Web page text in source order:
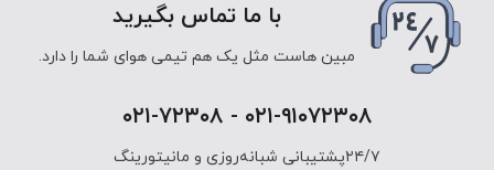
با ما تماس بگیرید
مبین هاست مثل یک هم تیمی هوای شما را دارد.
۰۲۱-۹۱۰۷۲۳۰۸ - ۰۲۱-۷۲۳۰۸
۲۴/۷پشتیبانی شبانه‌روزی و مانیتورینگ